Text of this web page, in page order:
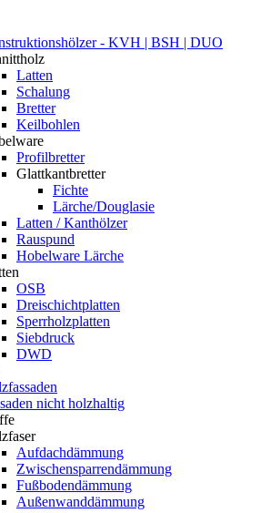
- KVH | BSH | DUO
Latten
Schalung
Bretter
Keilbohlen
Profilbretter
Glattkantbretter
Fichte
Lärche/Douglasie
Latten / Kanthölzer
Rauspund
Hobelware Lärche
OSB
Dreischichtplatten
Sperrholzplatten
Siebdruck
DWD
nicht holzhaltig
Aufdachdämmung
Zwischensparrendämmung
Fußbodendämmung
Außenwanddämmung